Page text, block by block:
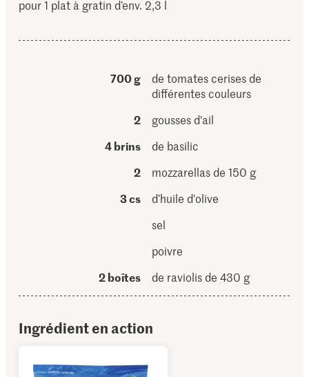
pour 1 plat à gratin d’env. 2,3 l
700 g
de tomates cerises de
différentes couleurs
2
gousses d'ail
4 brins
de basilic
2
mozzarellas de 150 g
3 cs
d’huile d'olive
sel
poivre
2 boîtes
de raviolis de 430 g
Ingrédient en action